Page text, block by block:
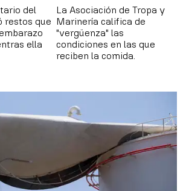
del
restos que
ella
La Asociación de Tropa y
Marinería califica de
"vergüenza" las
condiciones en las que
reciben la comida.